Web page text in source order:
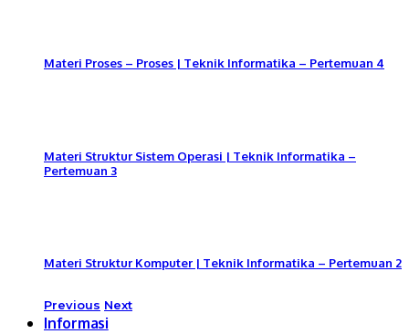
Materi Proses – Proses | Teknik Informatika – Pertemuan 4
Materi Struktur Sistem Operasi | Teknik Informatika –
Pertemuan 3
Materi Struktur Komputer | Teknik Informatika – Pertemuan 2
Previous Next
Informasi